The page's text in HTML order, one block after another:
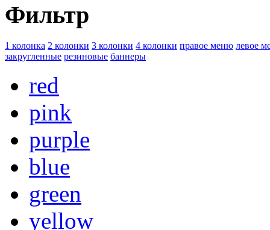
Фильтр
1 колонка 2 колонки 3 колонки 4 колонки правое меню левое
закругленные резиновые баннеры
red
pink
purple
blue
green
yellow